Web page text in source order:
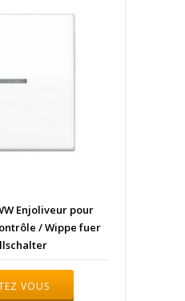
Enjoliveur pour
/ Wippe fuer
VOUS